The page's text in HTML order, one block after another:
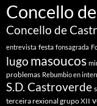
Concello
Concello de
entrevista festa fonsagrada
lugo masoucos
problemas Rebumbio en
S.D. Castroverde
terceira rexional grupo XII